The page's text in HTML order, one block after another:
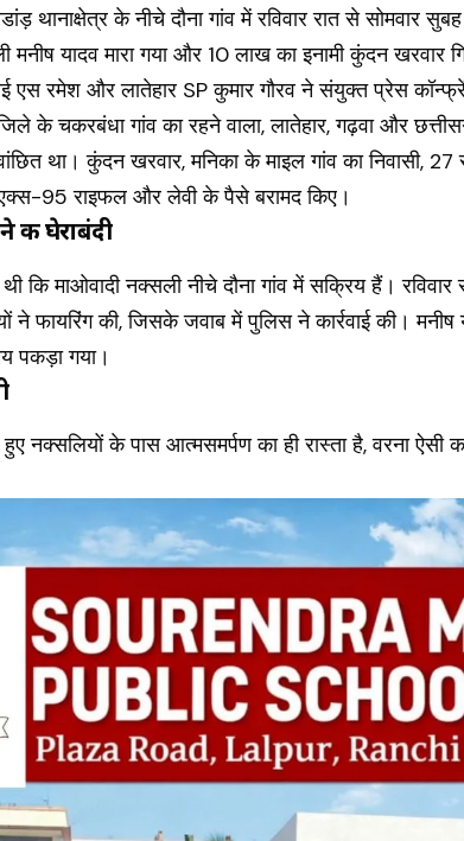
थानाक्षेत्र के नीचे दौना गांव में रविवार रात से सोमवार
मनीष यादव मारा गया और 10 लाख का इनामी कुंदन खरवार
एस रमेश और लातेहार SP कुमार गौरव ने संयुक्त प्रेस
जिले के चकरबंधा गांव का रहने वाला, लातेहार, गढ़वा और
था। कुंदन खरवार, मनिका के माइल गांव का निवासी,
95 राइफल और लेवी के पैसे बरामद किए।
की घेराबंदी
कि माओवादी नक्सली नीचे दौना गांव में सक्रिय हैं।
ने फायरिंग की, जिसके जवाब में पुलिस ने कार्रवाई की। मनीष
पकड़ा गया।
नक्सलियों के पास आत्मसमर्पण का ही रास्ता है, वरना ऐसी